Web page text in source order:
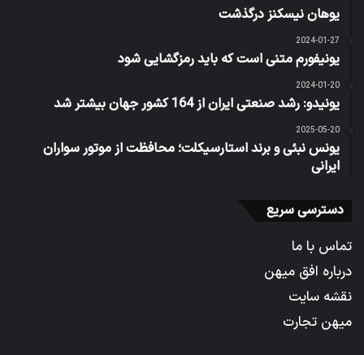
یوهان نیسکنز درگذشت
2024-01-27
یونیفورم متنی است که باید رمزگشایی شود
2024-01-20
یونیدو: رشد صنعتی ایران از 164 کشور جهان بیشتر شد
2025-05-20
یونس نبئی و برند استارسیکلت؛ محافظت از موتور سواران
ایرانی
دسترسی سریع
تماس با ما
درباره افق میهن
نقشه سایت
میهن تجارت